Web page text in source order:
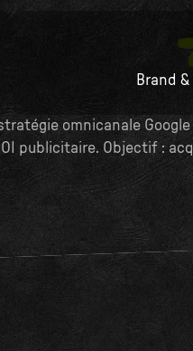
Brand
omnicanale
publicitaire. Objectif :